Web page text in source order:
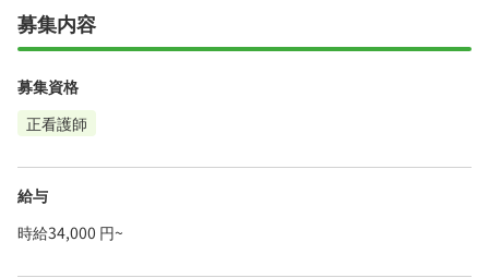
募集内容
募集資格
正看護師
給与
時給34,000 円~